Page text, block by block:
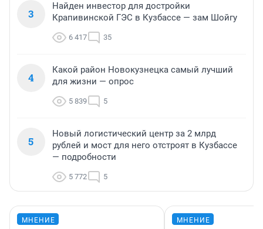
3
Найден инвестор для достройки
Крапивинской ГЭС в Кузбассе — зам Шойгу
6 417 35
4
Какой район Новокузнецка самый лучший
для жизни — опрос
5 839 5
5
Новый логистический центр за 2 млрд
рублей и мост для него отстроят в Кузбассе
— подробности
5 772 5
МНЕНИЕ МНЕНИЕ